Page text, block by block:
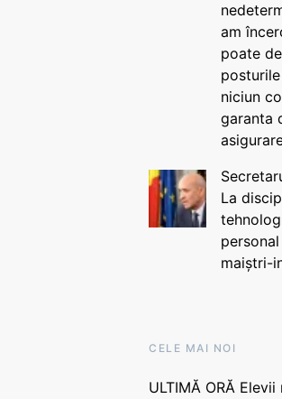
am
poate
niciun
garanta
La
maiștri-
CELE MAI NOI
ULTIMĂ ORĂ